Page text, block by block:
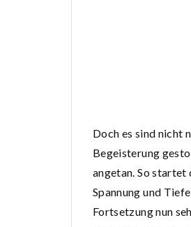
Doch es sind nicht
Begeisterung
angetan. So startet
Spannung und
Fortsetzung nun